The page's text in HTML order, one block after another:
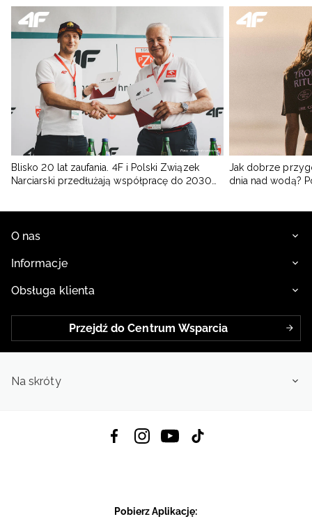
Blisko 20 lat zaufania. 4F i Polski Związek
Narciarski przedłużają współpracę do 2030
Jak dobrze
dnia nad wodą?
O nas
Informacje
Obsługa klienta
Przejdź do Centrum Wsparcia
Na skróty
Pobierz Aplikację: